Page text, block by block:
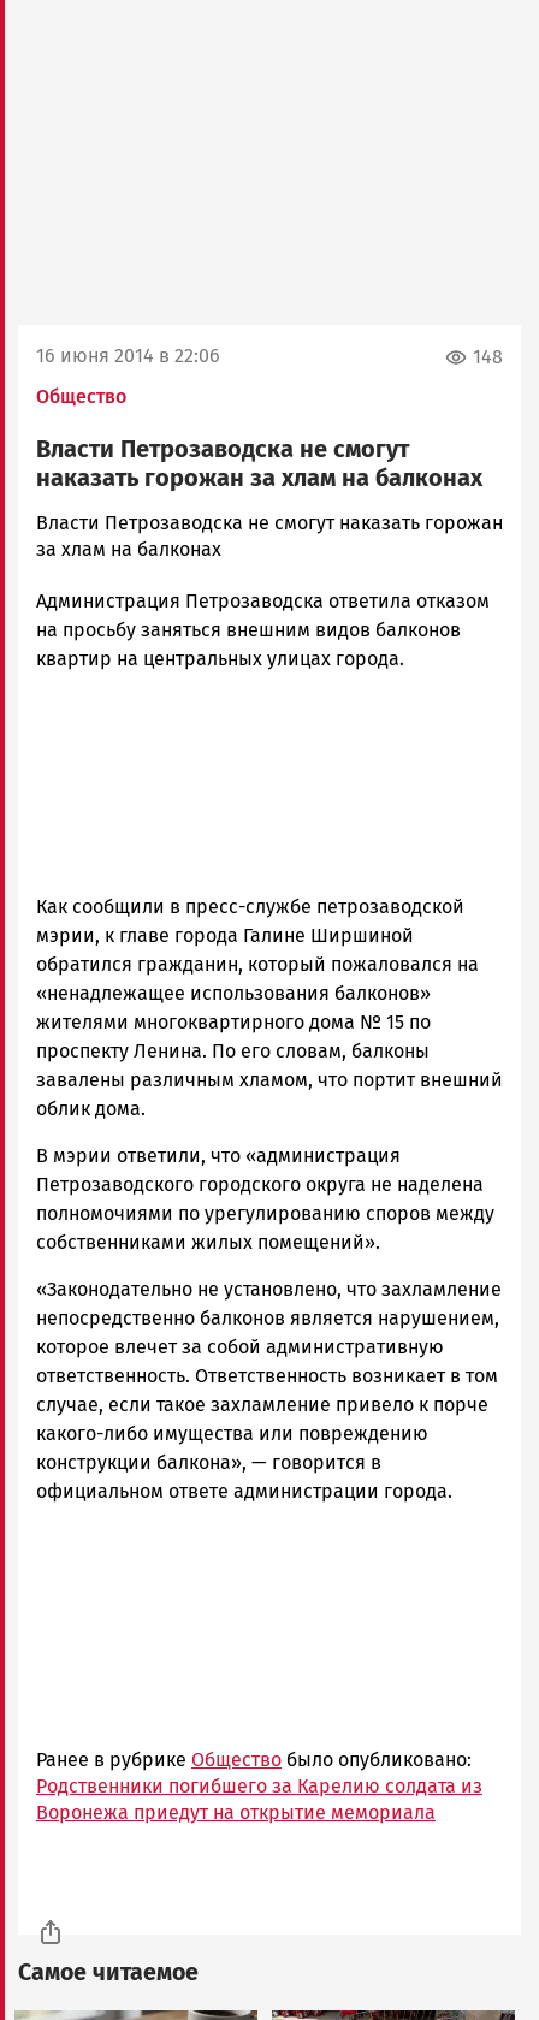
16 июня 2014 в 22:06
Общество
148
Власти Петрозаводска не смогут
наказать горожан за хлам на балконах
admintimur
Новости
и
Карелии
|
Власти Петрозаводска не смогут наказать горожан
за хлам на балконах
Администрация Петрозаводска ответила отказом
на просьбу заняться внешним видов балконов
квартир на центральных улицах города.
Как сообщили в пресс-службе петрозаводской
мэрии, к главе города Галине Ширшиной
обратился гражданин, который пожаловался на
«ненадлежащее использования балконов»
жителями многоквартирного дома № 15 по
проспекту Ленина. По его словам, балконы
завалены различным хламом, что портит внешний
облик дома.
В мэрии ответили, что «администрация
Петрозаводского городского округа не наделена
полномочиями по урегулированию споров между
собственниками жилых помещений».
«Законодательно не установлено, что захламление
непосредственно балконов является нарушением,
которое влечет за собой административную
ответственность. Ответственность возникает в том
случае, если такое захламление привело к порче
какого-либо имущества или повреждению
конструкции балкона», — говорится в
официальном ответе администрации города.
Ранее в рубрике Общество было опубликовано:
Родственники погибшего за Карелию солдата из
Воронежа приедут на открытие мемориала
Самое читаемое